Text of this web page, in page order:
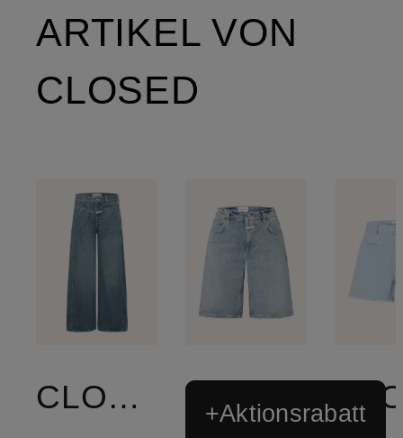
ARTIKEL VON
CLOSED
CLOSED
+Aktionsrabatt